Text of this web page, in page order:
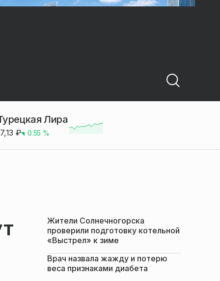
Лира
₽ 0.55 %
Жители Солнечногорска
проверили подготовку котельной
«Выстрел» к зиме
Врач назвала жажду и потерю
веса признаками диабета